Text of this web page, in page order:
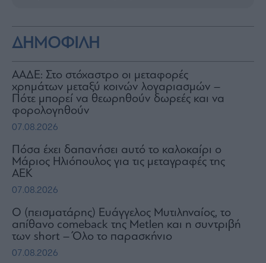
ΔΗΜΟΦΙΛΗ
ΑΑΔΕ: Στο στόχαστρο οι μεταφορές
χρημάτων μεταξύ κοινών λογαριασμών –
Πότε μπορεί να θεωρηθούν δωρεές και να
φορολογηθούν
07.08.2026
Πόσα έχει δαπανήσει αυτό το καλοκαίρι ο
Μάριος Ηλιόπουλος για τις μεταγραφές της
ΑΕΚ
07.08.2026
Ο (πεισματάρης) Ευάγγελος Μυτιληναίος, το
απίθανο comeback της Μetlen και η συντριβή
των short – Όλο το παρασκήνιο
07.08.2026